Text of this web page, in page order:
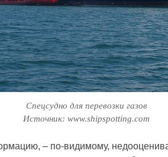
Спецсудно для перевозки газов
Источник: www.shipspotting.com
– по-видимому,